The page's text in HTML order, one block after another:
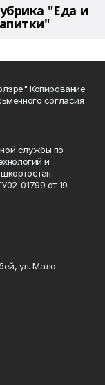
"Еда и
Копирование
согласия
службы по
и
01799 от 19
ул. Мало